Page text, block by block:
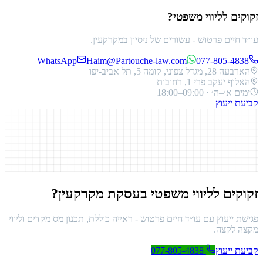
זקוקים לליווי משפטי?
עו״ד חיים פרטוש - עשורים של ניסיון במקרקעין.
077-805-4838
WhatsApp
Haim@Partouche-law.com
הארבעה 28, מגדל צפוני, קומה 5, תל אביב-יפו
האלוף יעקב פרי 1, רחובות
ימים א׳–ה׳ · 09:00–18:00
קביעת ייעוץ
זקוקים לליווי משפטי בעסקת מקרקעין?
פגישת ייעוץ עם עו״ד חיים פרטוש - ראייה כוללת, תכנון מס מקדים וליווי
מקצה לקצה.
קביעת ייעוץ 077-805-4838